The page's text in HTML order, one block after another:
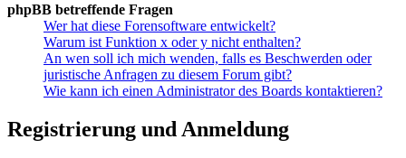
phpBB betreffende Fragen
Wer hat diese Forensoftware entwickelt?
Warum ist Funktion x oder y nicht enthalten?
An wen soll ich mich wenden, falls es Beschwerden oder
juristische Anfragen zu diesem Forum gibt?
Wie kann ich einen Administrator des Boards kontaktieren?
Registrierung und Anmeldung